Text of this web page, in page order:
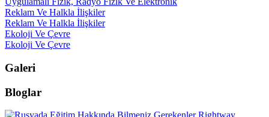
Reklam Ve Halkla İlişkiler
Reklam Ve Halkla İlişkiler
Ekoloji Ve Çevre
Ekoloji Ve Çevre
Galeri
Bloglar